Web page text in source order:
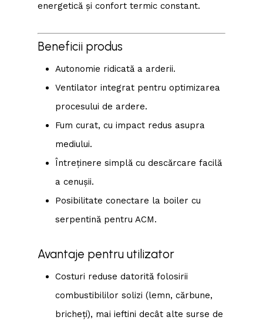
energetică și confort termic constant.
Beneficii produs
Autonomie ridicată a arderii.
Ventilator integrat pentru optimizarea
procesului de ardere.
Fum curat, cu impact redus asupra
mediului.
Întreținere simplă cu descărcare facilă
a cenușii.
Posibilitate conectare la boiler cu
serpentină pentru ACM.
Avantaje pentru utilizator
Costuri reduse datorită folosirii
combustibililor solizi (lemn, cărbune,
bricheți), mai ieftini decât alte surse de